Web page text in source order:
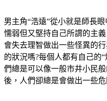
男主角“浩遠”從小就是師長
懦弱但又堅持自己所謂的主
會失去理智做出一些怪異的
的狀況嗎?每個人都有自己的
們總是可以像一般市井小民
後，人們卻總是會做出一些